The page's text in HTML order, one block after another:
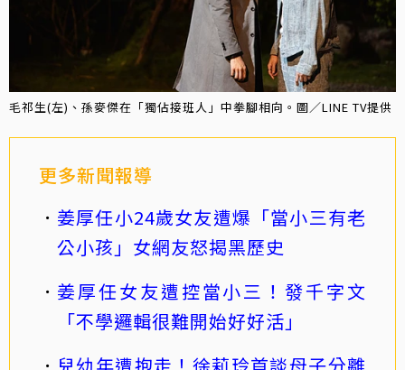
毛祁生(左)、孫麥傑在「獨佔接班人」中拳腳相向。圖／LINE TV提供
更多新聞報導
姜厚任小24歲女友遭爆「當小三有老
公小孩」女網友怒揭黑歷史
姜厚任女友遭控當小三！發千字文
「不學邏輯很難開始好好活」